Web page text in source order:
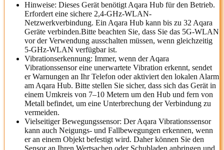
Hinweise: Dieses Gerät benötigt Aqara Hub für den Betrieb.
Erfordert eine sichere 2,4-GHz-WLAN-
Netzwerkverbindung. Ein Aqara Hub kann bis zu 32 Aqara
Geräte verbinden.Bitte beachten Sie, dass Sie das 5G-WLAN
vor der Verwendung ausschalten müssen, wenn gleichzeitig
5-GHz-WLAN verfügbar ist.
Vibrationserkennung: Immer, wenn der Aqara
Vibrationssensor eine unerwartete Vibration erkennt, sendet
er Warnungen an Ihr Telefon oder aktiviert den lokalen Alarm
am Aqara Hub. Bitte stellen Sie sicher, dass sich das Gerät in
einem Umkreis von 7–10 Metern um den Hub und fern von
Metall befindet, um eine Unterbrechung der Verbindung zu
vermeiden.
Vielseitiger Bewegungssensor: Der Aqara Vibrationssensor
kann auch Neigungs- und Fallbewegungen erkennen, wenn
er an einem Objekt befestigt wird. Daher können Sie den